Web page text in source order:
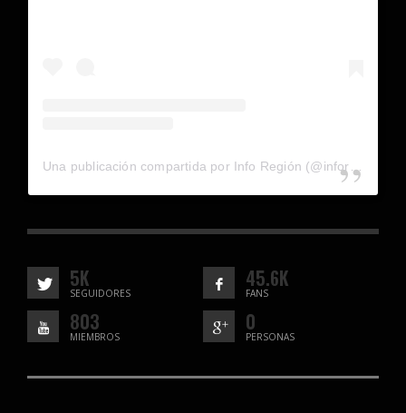
5K
SEGUIDORES
45.6K
FANS
803
MIEMBROS
0
PERSONAS